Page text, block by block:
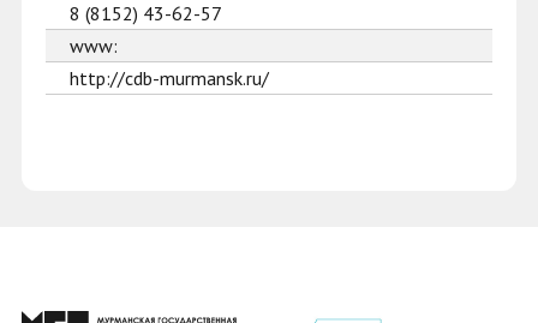
8 (8152) 43-62-57
www:
http://cdb-murmansk.ru/